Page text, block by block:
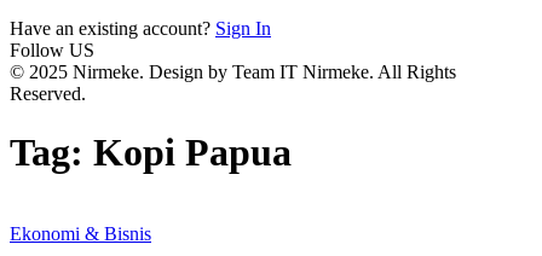
Have an existing account? Sign In
Follow US
© 2025 Nirmeke. Design by Team IT Nirmeke. All Rights
Reserved.
Tag: Kopi Papua
Ekonomi & Bisnis